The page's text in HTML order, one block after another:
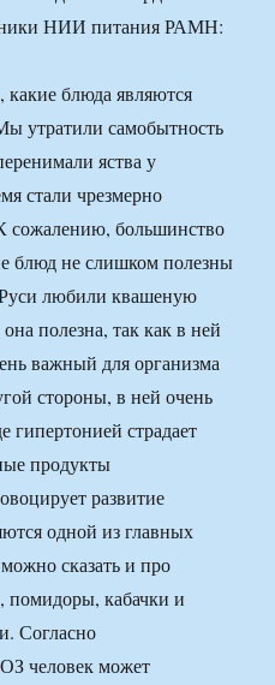
НИИ питания РАМН:
блюда являются
утратили самобытность
яства у
стали чрезмерно
сожалению, большинство
блюд не слишком полезны
Руси любили квашеную
полезна, так как в ней
важный для организма
стороны, в ней очень
гипертонией страдает
продукты
развитие
одной из главных
сказать и про
помидоры, кабачки и
Согласно
человек может